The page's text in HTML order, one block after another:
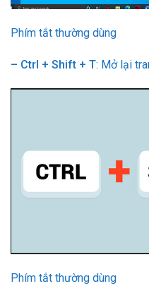
Phím tắt thường dùng
– Ctrl + Shift + T: Mở lại
Phím tắt thường dùng